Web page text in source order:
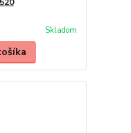
Skladom